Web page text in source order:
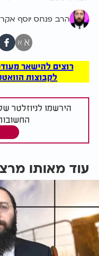
הרב פנחס יוסף
א א
רוצים להישאר
לקבוצות הוואטסאפ
הירשמו לניוזלטר
עוד מאותו